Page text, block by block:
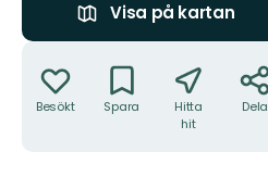
Visa på kartan
Besökt Spara
Hitta
hit
Dela